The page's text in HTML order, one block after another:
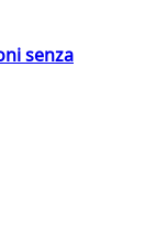
senza